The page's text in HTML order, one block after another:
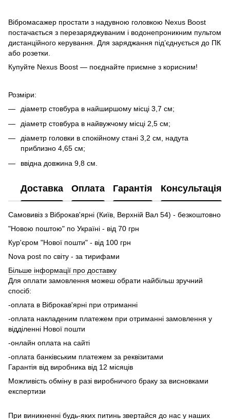
Вібромасажер простати з надувною головкою Nexus Boost
постачається з перезаряджуваним і водонепроникним пультом
дистанційного керування. Для заряджання під’єднується до ПК
або розетки.
Купуйте Nexus Boost — поєднайте приємне з корисним!
Розміри:
діаметр стовбура в найширшому місці 3,7 см;
діаметр стовбура в найвужчому місці 2,5 см;
діаметр головки в спокійному стані 3,2 см, надута
приблизно 4,65 см;
ввідна довжина 9,8 см.
Доставка Оплата Гарантія Консультація
Самовивіз з Віброкав'ярні (Київ, Верхній Вал 54) - безкоштовно
"Новою поштою" по Україні - від 70 грн
Кур'єром "Нової пошти" - від 100 грн
Nova post по світу - за тирифами
Більше інформації про доставку
Для оплати замовлення можеш обрати найбільш зручний
спосіб:
-оплата в Віброкав'ярні при отриманні
-оплата накладеним платежем при отриманні замовлення у
відділенні Нової пошти
-онлайн оплата на сайті
-оплата банківським платежем за реквізитами
Гарантія від виробника від 12 місяців
Можливість обміну в разі виробничого браку за висновками
експертизи
При виникненні будь-яких питинь звертайся до нас у наших